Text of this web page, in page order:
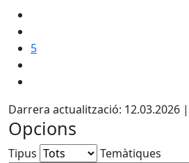
5
Darrera actualització: 12.03.2026
Opcions
Tipus
Temàtiques